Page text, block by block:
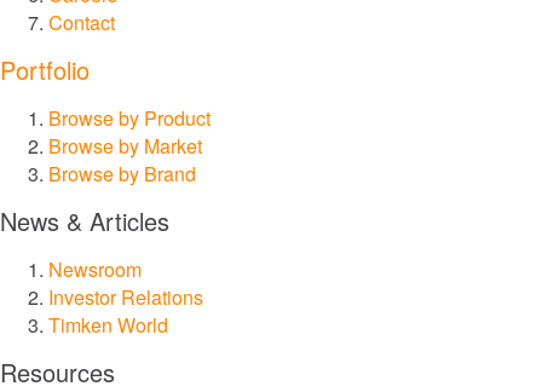
Contact
Portfolio
Browse by Product
Browse by Market
Browse by Brand
News & Articles
Newsroom
Investor Relations
Timken World
Resources